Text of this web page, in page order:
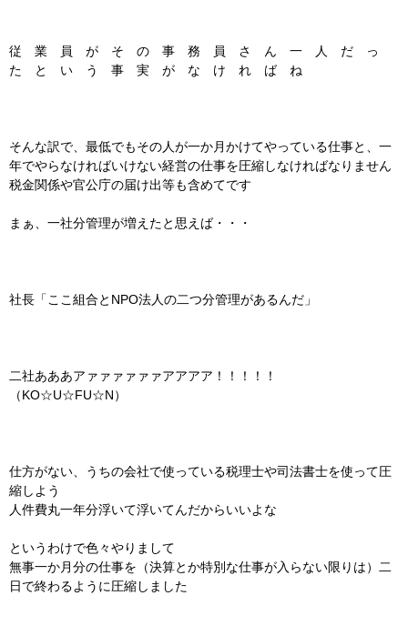
従 業 員 が そ の 事 務 員 さ ん 一 人 だ っ
た と い う 事 実 が な け れ ば ね
そんな訳で、最低でもその人が一か月かけてやっている仕事と、一
年でやらなければいけない経営の仕事を圧縮しなければなりません
税金関係や官公庁の届け出等も含めてです
まぁ、一社分管理が増えたと思えば・・・
社長「ここ組合とNPO法人の二つ分管理があるんだ」
二社あああアァァァァァァアアアア！！！！！
（KO☆U☆FU☆N）
仕方がない、うちの会社で使っている税理士や司法書士を使って圧
縮しよう
人件費丸一年分浮いて浮いてんだからいいよな
というわけで色々やりまして
無事一か月分の仕事を（決算とか特別な仕事が入らない限りは）二
日で終わるように圧縮しました